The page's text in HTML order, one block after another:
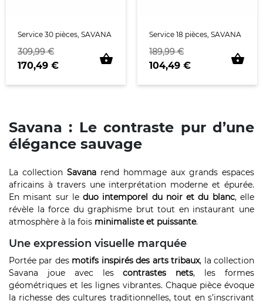
Service 30 pièces, SAVANA
Prix de base
309,99 €Prix
170,49 €
shopping_basket
Service 18 pièces, SAVANA
Prix de base
189,99 €Prix
104,49 €
shopping_basket
Savana : Le contraste pur d’une
élégance sauvage
La collection Savana rend hommage aux grands espaces
africains à travers une interprétation moderne et épurée.
En misant sur leduo intemporel du noir et du blanc, elle
révèle la force du graphisme brut tout en instaurant une
atmosphère à la fois minimaliste et puissante.
Une expression visuelle marquée
Portée par des motifs inspirés des arts tribaux, la collection
Savana joue avec lescontrastes nets, les formes
géométriques et les lignes vibrantes. Chaque pièce évoque
la richesse des cultures traditionnelles, tout en s’inscrivant